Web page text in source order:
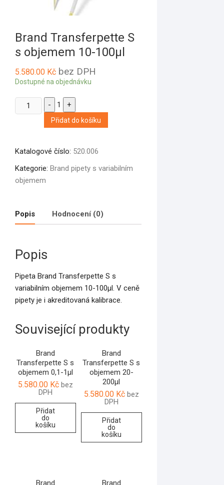
Brand Transferpette S
s objemem 10-100µl
5.580.00 Kč bez DPH
Dostupné na objednávku
Quantity
- 1 +
Přidat do košíku
Katalogové číslo: 520.006
Kategorie: Brand pipety s variabilním
objemem
Popis Hodnocení (0)
Popis
Pipeta Brand Transferpette S s
variabilním objemem 10-100µl. V ceně
pipety je i akreditovaná kalibrace.
Související produkty
Brand
Transferpette S s
objemem 0,1-1µl
5.580.00 Kč bez
DPH
Přidat
do
košíku
Brand
Transferpette S s
objemem 20-
200µl
5.580.00 Kč bez
DPH
Přidat
do
košíku
Brand Brand